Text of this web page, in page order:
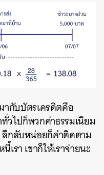
กับบัตรเครดิตคือ
วไปก็พวกค่าธรรมเนียม
ลึกลับหน่อยก็ค่าติดตาม
รา เขาก็ให้เราจ่ายนะ